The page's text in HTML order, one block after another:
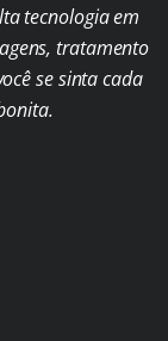
tecnologia em
tratamento
se sinta cada